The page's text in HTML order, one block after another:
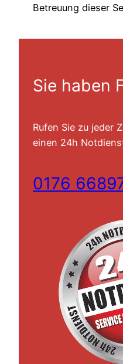
Betreuung dieser
Sie haben
Rufen Sie zu jeder
einen 24h
0176